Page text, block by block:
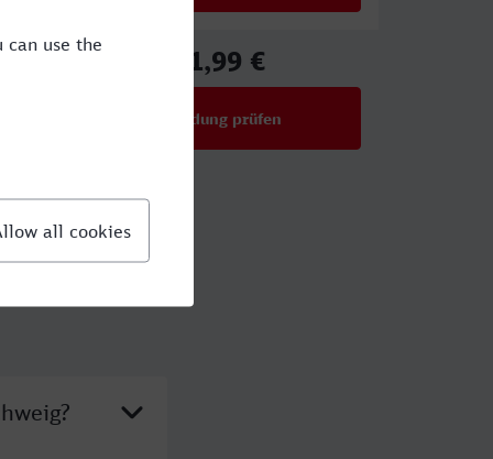
41,99 €
Verbindung prüfen